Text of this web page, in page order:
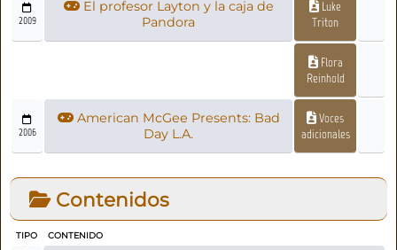
2009
El profesor Layton y la caja de
Pandora
Luke
Triton
Flora
Reinhold
2006
American McGee Presents: Bad
Day L.A.
Voces
adicionales
Contenidos
TIPO CONTENIDO